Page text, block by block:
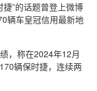
”的话题曾登上微博
辆车皇冠信用最新地
，称在2024年12月
辆保时捷，连续两